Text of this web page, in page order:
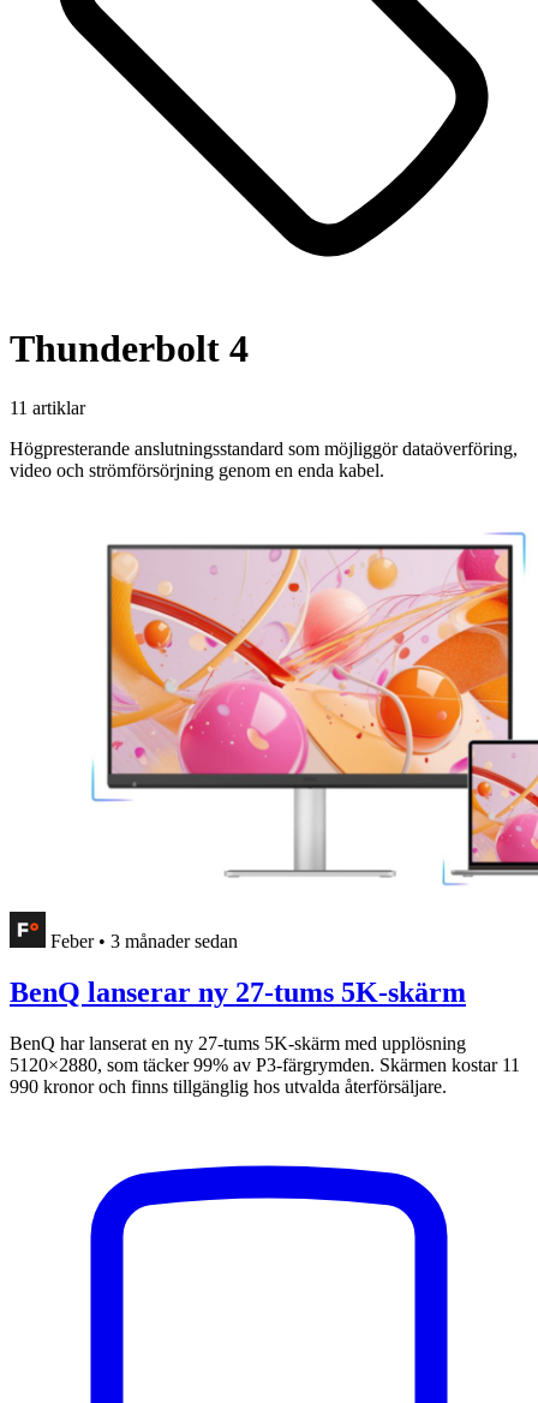
Thunderbolt 4
11 artiklar
Högpresterande anslutningsstandard som möjliggör dataöverföring,
video och strömförsörjning genom en enda kabel.
Feber • 3 månader sedan
BenQ lanserar ny 27-tums 5K-skärm
BenQ har lanserat en ny 27-tums 5K-skärm med upplösning
5120×2880, som täcker 99% av P3-färgrymden. Skärmen kostar 11
990 kronor och finns tillgänglig hos utvalda återförsäljare.